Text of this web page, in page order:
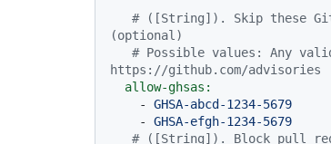
# ([String]). Skip these
(optional)
# Possible values: Any
https://github.com/advisories
allow-ghsas:
-
GHSA-abcd-1234-5679
-
GHSA-efgh-1234-5679
# ([String]). Block pull